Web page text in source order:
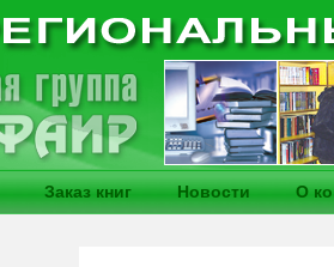
Заказ книг Новости О